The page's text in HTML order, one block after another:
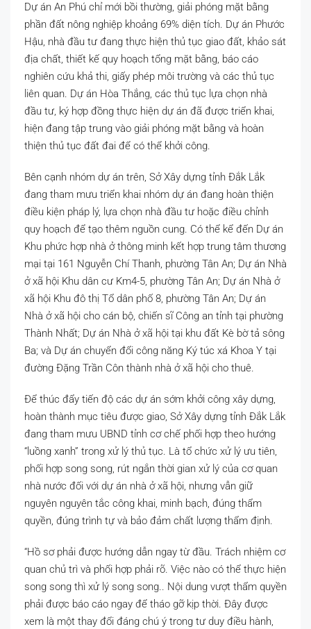
Dự án An Phú chỉ mới bồi thường, giải phóng mặt bằng
phần đất nông nghiệp khoảng 69% diện tích. Dự án Phước
Hậu, nhà đầu tư đang thực hiện thủ tục giao đất, khảo sát
địa chất, thiết kế quy hoạch tổng mặt bằng, báo cáo
nghiên cứu khả thi, giấy phép môi trường và các thủ tục
liên quan. Dự án Hòa Thắng, các thủ tục lựa chọn nhà
đầu tư, ký hợp đồng thực hiện dự án đã được triển khai,
hiện đang tập trung vào giải phóng mặt bằng và hoàn
thiện thủ tục đất đai để có thể khởi công.
Bên cạnh nhóm dự án trên, Sở Xây dựng tỉnh Đắk Lắk
đang tham mưu triển khai nhóm dự án đang hoàn thiện
điều kiện pháp lý, lựa chọn nhà đầu tư hoặc điều chỉnh
quy hoạch để tạo thêm nguồn cung. Có thể kể đến Dự án
Khu phức hợp nhà ở thông minh kết hợp trung tâm thương
mại tại 161 Nguyễn Chí Thanh, phường Tân An; Dự án Nhà
ở xã hội Khu dân cư Km4-5, phường Tân An; Dự án Nhà ở
xã hội Khu đô thị Tổ dân phố 8, phường Tân An; Dự án
Nhà ở xã hội cho cán bộ, chiến sĩ Công an tỉnh tại phường
Thành Nhất; Dự án Nhà ở xã hội tại khu đất Kè bờ tả sông
Ba; và Dự án chuyển đổi công năng Ký túc xá Khoa Y tại
đường Đặng Trần Côn thành nhà ở xã hội cho thuê.
Để thúc đẩy tiến độ các dự án sớm khởi công xây dựng,
hoàn thành mục tiêu được giao, Sở Xây dựng tỉnh Đắk Lắk
đang tham mưu UBND tỉnh cơ chế phối hợp theo hướng
“luồng xanh” trong xử lý thủ tục. Là tổ chức xử lý ưu tiên,
phối hợp song song, rút ngắn thời gian xử lý của cơ quan
nhà nước đối với dự án nhà ở xã hội, nhưng vẫn giữ
nguyên nguyên tắc công khai, minh bạch, đúng thẩm
quyền, đúng trình tự và bảo đảm chất lượng thẩm định.
“Hồ sơ phải được hướng dẫn ngay từ đầu. Trách nhiệm cơ
quan chủ trì và phối hợp phải rõ. Việc nào có thể thực hiện
song song thì xử lý song song.. Nội dung vượt thẩm quyền
phải được báo cáo ngay để tháo gỡ kịp thời. Đây được
xem là một thay đổi đáng chú ý trong tư duy điều hành,